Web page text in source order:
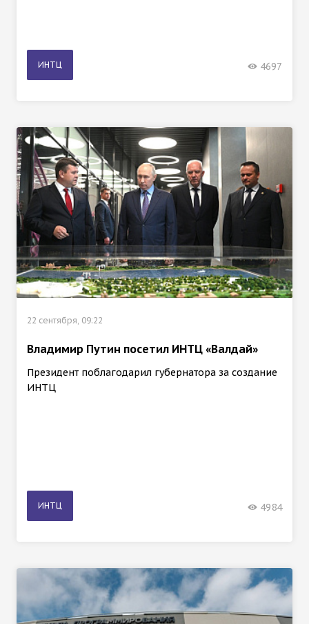
ИНТЦ 4697
22 сентября, 09:22
Владимир Путин посетил ИНТЦ «Валдай»
Президент поблагодарил губернатора за создание
ИНТЦ
ИНТЦ 4984